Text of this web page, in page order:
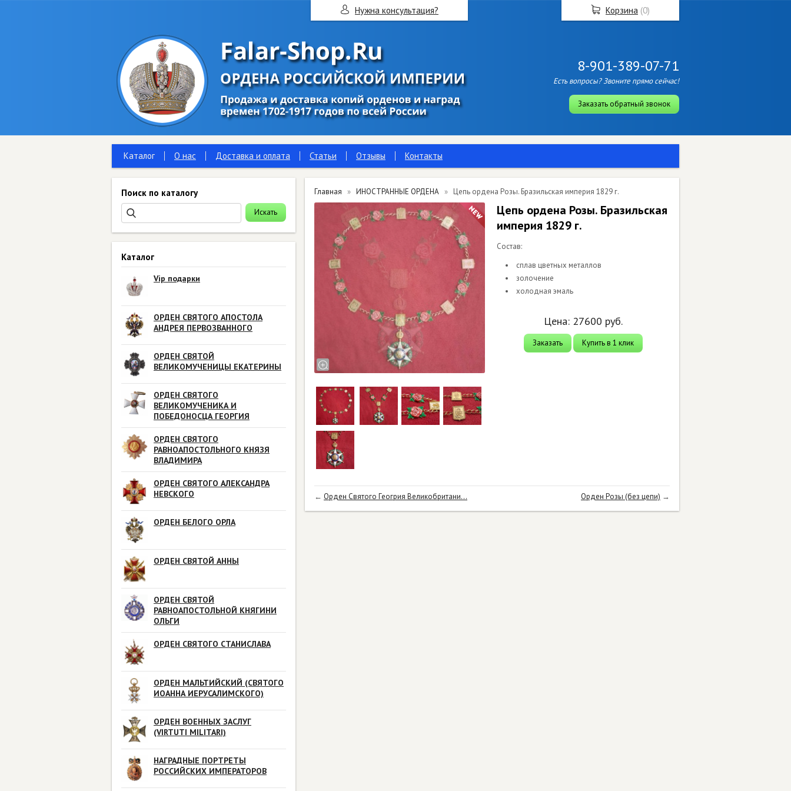
8-901-389-07-71
Есть вопросы? Звоните прямо сейчас!
Заказать обратный звонок
Каталог О нас Доставка и оплата Статьи Отзывы Контакты
Поиск по каталогу
Каталог
Vip подарки
ОРДЕН СВЯТОГО АПОСТОЛА
АНДРЕЯ ПЕРВОЗВАННОГО
ОРДЕН СВЯТОЙ
ВЕЛИКОМУЧЕНИЦЫ ЕКАТЕРИНЫ
ОРДЕН СВЯТОГО
ВЕЛИКОМУЧЕНИКА И
ПОБЕДОНОСЦА ГЕОРГИЯ
ОРДЕН СВЯТОГО
РАВНОАПОСТОЛЬНОГО КНЯЗЯ
ВЛАДИМИРА
ОРДЕН СВЯТОГО АЛЕКСАНДРА
НЕВСКОГО
ОРДЕН БЕЛОГО ОРЛА
ОРДЕН СВЯТОЙ АННЫ
ОРДЕН СВЯТОЙ
РАВНОАПОСТОЛЬНОЙ КНЯГИНИ
ОЛЬГИ
ОРДЕН СВЯТОГО СТАНИСЛАВА
ОРДЕН МАЛЬТИЙСКИЙ (СВЯТОГО
ИОАННА ИЕРУСАЛИМСКОГО)
ОРДЕН ВОЕННЫХ ЗАСЛУГ
(VIRTUTI MILITARI)
НАГРАДНЫЕ ПОРТРЕТЫ
РОССИЙСКИХ ИМПЕРАТОРОВ
Главная ИНОСТРАННЫЕ ОРДЕНА Цепь ордена Розы. Бразильская империя 1829 г.
Цепь ордена Розы. Бразильская
империя 1829 г.
Состав:
сплав цветных металлов
золочение
холодная эмаль
Цена: 27600 руб.
Заказать Купить в 1 клик
← Орден Святого Геогрия Великобритани... Орден Розы (без цепи) →
Нужна консультация? Корзина (0)